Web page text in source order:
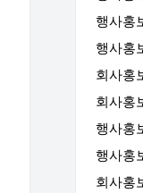
행사홍
행사홍
회사홍
회사홍
행사홍
행사홍
회사홍